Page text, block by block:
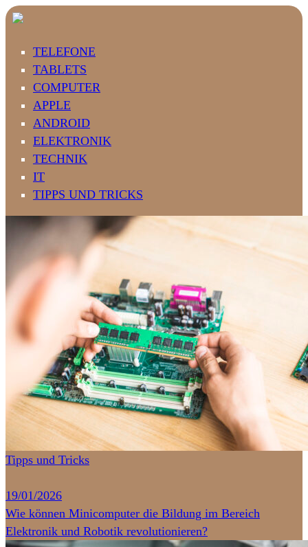
TELEFONE
TABLETS
COMPUTER
APPLE
ANDROID
ELEKTRONIK
TECHNIK
IT
TIPPS UND TRICKS
Tipps und Tricks
19/01/2026
Wie können Minicomputer die Bildung im Bereich
Elektronik und Robotik revolutionieren?